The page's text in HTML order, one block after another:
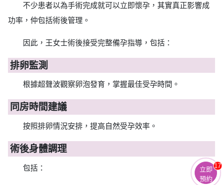
不少患者以為手術完成就可以立即懷孕，其實真正影響成
功率，仲包括術後管理。
因此，王女士術後接受完整備孕指導，包括：
排卵監測
根據超聲波觀察卵泡發育，掌握最佳受孕時間。
同房時間建議
按照排卵情況安排，提高自然受孕效率。
術後身體調理
包括：
立即
預約
17